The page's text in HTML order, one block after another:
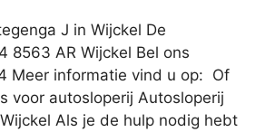
J in Wijckel De
8563 AR Wijckel Bel ons
Meer informatie vind u op: Of
voor autosloperij Autosloperij
Als je de hulp nodig hebt